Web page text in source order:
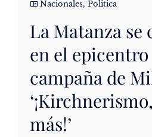
Nacionales, Politica
La Matanza se
en el epicentro
campaña de
más!’